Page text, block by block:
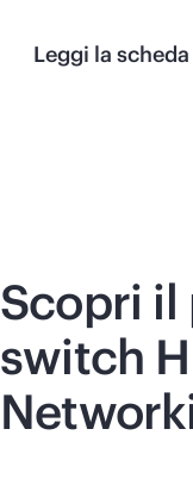
Leggi la
Scopri
switch